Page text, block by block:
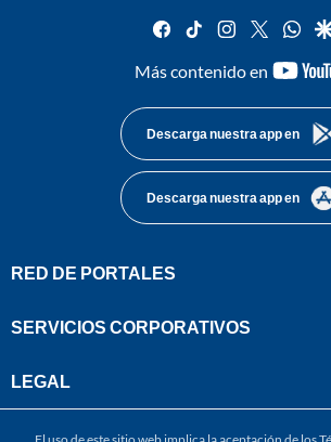
facebook
tiktok instagram
twitter
Más contenido en
Descarga nuestra app en
Descarga nuestra app en
RED DE PORTALES
SERVICIOS CORPORATIVOS
LEGAL